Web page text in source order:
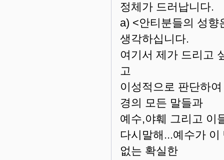
정체가 드러납니다.
a) <안티분들의 성향
생각하십니다.
여기서 제가 드리고
고
이성적으로 판단하
경의 모든 말들과
예수,야훼 그리고 이
다시말해...예수가
없는 확실한